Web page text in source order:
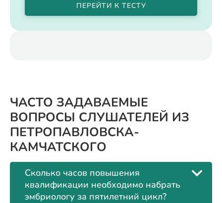
ПЕРЕЙТИ К ТЕСТУ
ЧАСТО ЗАДАВАЕМЫЕ
ВОПРОСЫ СЛУШАТЕЛЕЙ ИЗ
ПЕТРОПАВЛОВСКА-
КАМЧАТСКОГО
Сколько часов повышения
квалификации необходимо набрать
эмбриологу за пятилетний цикл?